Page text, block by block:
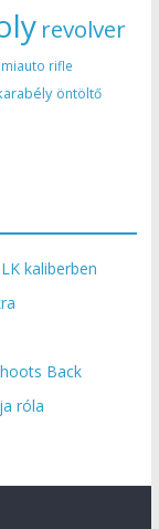
revolver
rifle
öntöltő
kaliberben
Back
róla